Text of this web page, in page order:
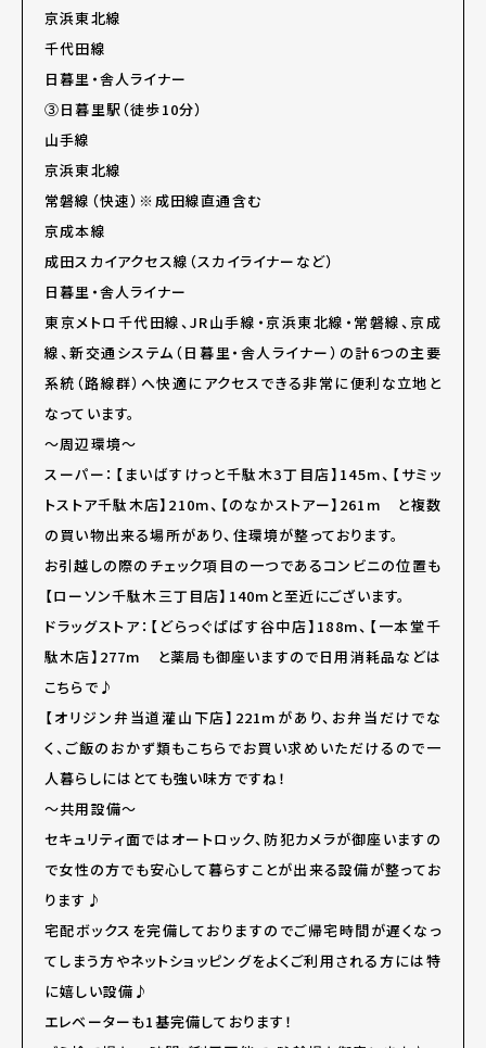
京浜東北線
千代田線
日暮里・舎人ライナー
③日暮里駅（徒歩10分）
山手線
京浜東北線
常磐線（快速）※成田線直通含む
京成本線
成田スカイアクセス線（スカイライナーなど）
日暮里・舎人ライナー
東京メトロ千代田線、JR山手線・京浜東北線・常磐線、京成
線、新交通システム（日暮里・舎人ライナー）の計6つの主要
系統（路線群）へ快適にアクセスできる非常に便利な立地と
なっています。
～周辺環境～
スーパー：【まいばすけっと千駄木3丁目店】145m、【サミッ
トストア千駄木店】210m、【のなかストアー】261m と複数
の買い物出来る場所があり、住環境が整っております。
お引越しの際のチェック項目の一つであるコンビニの位置も
【ローソン千駄木三丁目店】140mと至近にございます。
ドラッグストア：【どらっぐぱぱす谷中店】188m、【一本堂千
駄木店】277m と薬局も御座いますので日用消耗品などは
こちらで♪
【オリジン弁当道灌山下店】221mがあり、お弁当だけでな
く、ご飯のおかず類もこちらでお買い求めいただけるので一
人暮らしにはとても強い味方ですね！
～共用設備～
セキュリティ面ではオートロック、防犯カメラが御座いますの
で女性の方でも安心して暮らすことが出来る設備が整ってお
ります♪
宅配ボックスを完備しておりますのでご帰宅時間が遅くなっ
てしまう方やネットショッピングをよくご利用される方には特
に嬉しい設備♪
エレベーターも1基完備しております！